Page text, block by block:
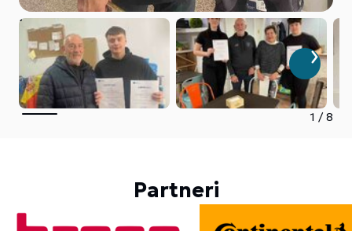
1 /8
Partneri